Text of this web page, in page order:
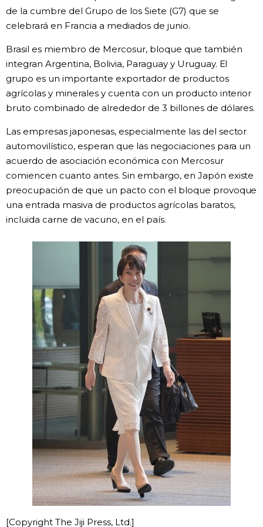
Gente
Blog
Tokio
de la cumbre del Grupo de los Siete (G7) que se
celebrará en Francia a mediados de junio.
Brasil es miembro de Mercosur, bloque que también
integran Argentina, Bolivia, Paraguay y Uruguay. El
grupo es un importante exportador de productos
agrícolas y minerales y cuenta con un producto interior
bruto combinado de alrededor de 3 billones de dólares.
Las empresas japonesas, especialmente las del sector
automovilístico, esperan que las negociaciones para un
acuerdo de asociación económica con Mercosur
comiencen cuanto antes. Sin embargo, en Japón existe
preocupación de que un pacto con el bloque provoque
una entrada masiva de productos agrícolas baratos,
incluida carne de vacuno, en el país.
[Copyright The Jiji Press, Ltd.]